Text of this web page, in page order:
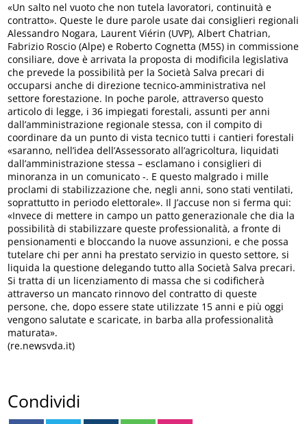
«Un salto nel vuoto che non tutela lavoratori, continuità e
contratto». Queste le dure parole usate dai consiglieri regionali
Alessandro Nogara, Laurent Viérin (UVP), Albert Chatrian,
Fabrizio Roscio (Alpe) e Roberto Cognetta (M5S) in commissione
consiliare, dove è arrivata la proposta di modificila legislativa
che prevede la possibilità per la Società Salva precari di
occuparsi anche di direzione tecnico-amministrativa nel
settore forestazione. In poche parole, attraverso questo
articolo di legge, i 36 impiegati forestali, assunti per anni
dall’amministrazione regionale stessa, con il compito di
coordinare da un punto di vista tecnico tutti i cantieri forestali
«saranno, nell’idea dell’Assessorato all’agricoltura, liquidati
dall’amministrazione stessa – esclamano i consiglieri di
minoranza in un comunicato -. E questo malgrado i mille
proclami di stabilizzazione che, negli anni, sono stati ventilati,
soprattutto in periodo elettorale». Il J’accuse non si ferma qui:
«Invece di mettere in campo un patto generazionale che dia la
possibilità di stabilizzare queste professionalità, a fronte di
pensionamenti e bloccando la nuove assunzioni, e che possa
tutelare chi per anni ha prestato servizio in questo settore, si
liquida la questione delegando tutto alla Società Salva precari.
Si tratta di un licenziamento di massa che si codificherà
attraverso un mancato rinnovo del contratto di queste
persone, che, dopo essere state utilizzate 15 anni e più oggi
vengono salutate e scaricate, in barba alla professionalità
maturata».
(re.newsvda.it)
Condividi